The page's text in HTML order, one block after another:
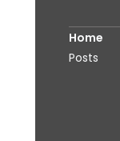
Home
Posts